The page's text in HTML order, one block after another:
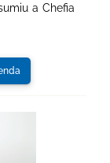
a Chefia